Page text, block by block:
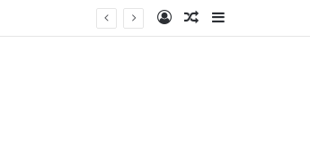
Log InArticol aleatoriu
Sidebar